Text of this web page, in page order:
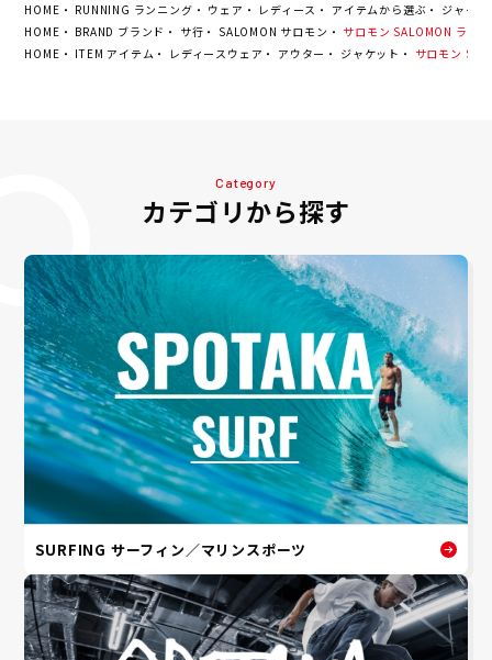
HOME RUNNING ランニング ウェア レディース アイテムから選ぶ
ジャケッ
HOME
BRAND ブランド サ行 SALOMON サロモン
サロモン SALOMON ラン
HOME
ITEM アイテム レディースウェア アウター ジャケット サロモン
Category
カテゴリから探す
SURFING サーフィン／マリンスポーツ